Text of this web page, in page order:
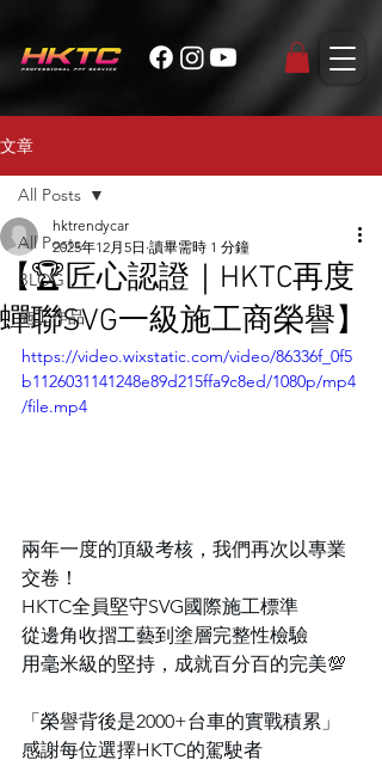
文章
All Posts
BLOG
施工作品
All Posts
【🏆匠心認證｜HKTC再度
蟬聯SVG一級施工商榮譽】
hktrendycar
2025年12月5日 讀畢需時 1 分鐘
https://video.wixstatic.com/video/86336f_0f5
b1126031141248e89d215ffa9c8ed/1080p/mp4
/file.mp4
兩年一度的頂級考核，我們再次以專業
交卷！
HKTC全員堅守SVG國際施工標準
從邊角收摺工藝到塗層完整性檢驗
用毫米級的堅持，成就百分百的完美💯
「榮譽背後是2000+台車的實戰積累」
感謝每位選擇HKTC的駕駛者